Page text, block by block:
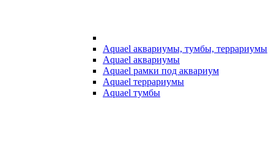
Aquael аквариумы, тумбы, террариумы
Aquael аквариумы
Aquael рамки под аквариум
Aquael террариумы
Aquael тумбы